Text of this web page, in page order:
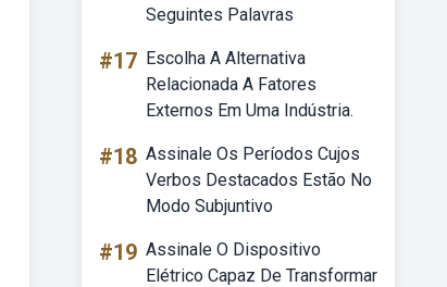
Seguintes Palavras
#17 Escolha A Alternativa
Relacionada A Fatores
Externos Em Uma Indústria.
#18 Assinale Os Períodos Cujos
Verbos Destacados Estão No
Modo Subjuntivo
#19 Assinale O Dispositivo
Elétrico Capaz De Transformar